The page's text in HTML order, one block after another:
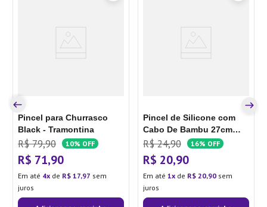
Pincel para Churrasco
Black - Tramontina
R$ 79,90 10% OFF
R$ 71,90
Em até 4 de R$ 17,97 sem
juros
Pincel de Silicone com
Cabo De Bambu 27cm
Preto - Oikos
R$ 24,90 16% OFF
R$ 20,90
Em até 1 de R$ 20,90 sem
juros